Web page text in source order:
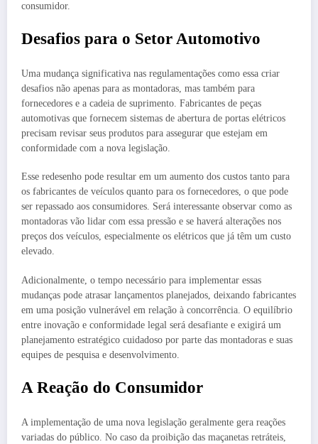
consumidor.
Desafios para o Setor Automotivo
Uma mudança significativa nas regulamentações como essa criar
desafios não apenas para as montadoras, mas também para
fornecedores e a cadeia de suprimento. Fabricantes de peças
automotivas que fornecem sistemas de abertura de portas elétricos
precisam revisar seus produtos para assegurar que estejam em
conformidade com a nova legislação.
Esse redesenho pode resultar em um aumento dos custos tanto para
os fabricantes de veículos quanto para os fornecedores, o que pode
ser repassado aos consumidores. Será interessante observar como as
montadoras vão lidar com essa pressão e se haverá alterações nos
preços dos veículos, especialmente os elétricos que já têm um custo
elevado.
Adicionalmente, o tempo necessário para implementar essas
mudanças pode atrasar lançamentos planejados, deixando fabricantes
em uma posição vulnerável em relação à concorrência. O equilíbrio
entre inovação e conformidade legal será desafiante e exigirá um
planejamento estratégico cuidadoso por parte das montadoras e suas
equipes de pesquisa e desenvolvimento.
A Reação do Consumidor
A implementação de uma nova legislação geralmente gera reações
variadas do público. No caso da proibição das maçanetas retráteis,